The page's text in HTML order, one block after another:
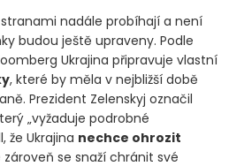
nadále probíhají a není
budou ještě upraveny. Podle
Ukrajina připravuje vlastní
, které by měla v nejbližší době
Prezident Zelenskyj označil
„vyžaduje podrobné
že Ukrajina nechce ohrozit
zároveň se snaží chránit své